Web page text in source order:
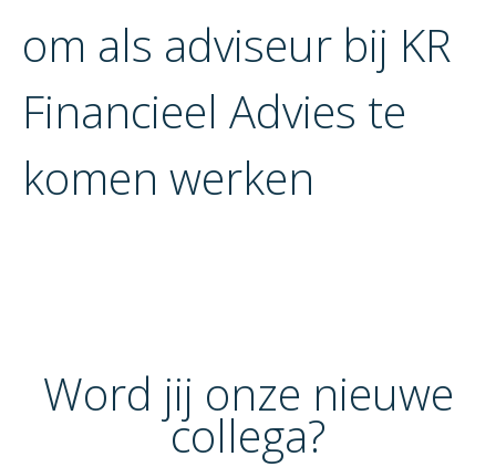
om als adviseur bij KR
Financieel Advies te
komen werken
Word jij onze nieuwe
collega?